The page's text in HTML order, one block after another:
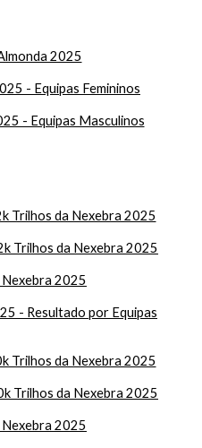
2025
- Equipas Femininos
- Equipas Masculinos
Trilhos da Nexebra 2025
Trilhos da Nexebra 2025
2025
- Resultado por Equipas
Trilhos da Nexebra 2025
Trilhos da Nexebra 2025
2025